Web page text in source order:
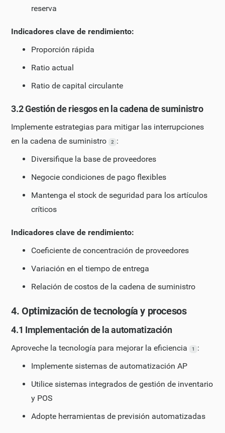
reserva
Indicadores clave de rendimiento:
Proporción rápida
Ratio actual
Ratio de capital circulante
3.2 Gestión de riesgos en la cadena de suministro
Implemente estrategias para mitigar las interrupciones
en la cadena de suministro
2
:
Diversifique la base de proveedores
Negocie condiciones de pago flexibles
Mantenga el stock de seguridad para los artículos
críticos
Indicadores clave de rendimiento:
Coeficiente de concentración de proveedores
Variación en el tiempo de entrega
Relación de costos de la cadena de suministro
4. Optimización de tecnología y procesos
4.1 Implementación de la automatización
Aproveche la tecnología para mejorar la eficiencia 1
:
Implemente sistemas de automatización AP
Utilice sistemas integrados de gestión de inventario
y POS
Adopte herramientas de previsión automatizadas